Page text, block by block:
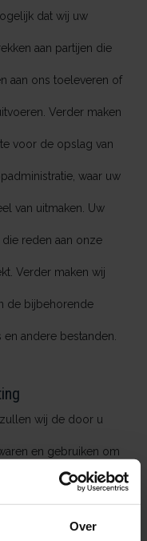
Over
dat wij uw
aan partijen die
aan ons toeleveren of
Verder maken
voor de opslag van
waar uw
van uitmaken. Uw
reden aan onze
Verder maken wij
de bijbehorende
andere bestanden.
wij de door u
en gebruiken om
mail op de hoogte te